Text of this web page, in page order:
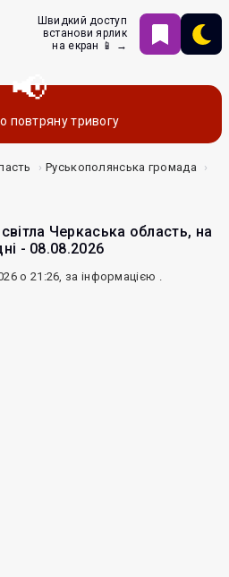
Швидкий доступ
встанови ярлик
на екран 📱 →
повтряну тривогу
Руськополянська громада
Черкаська область, на
- 08.08.2026
о 21:26, за інформацією .